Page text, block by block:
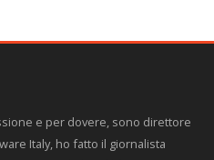
e per dovere, sono direttore
Italy, ho fatto il giornalista